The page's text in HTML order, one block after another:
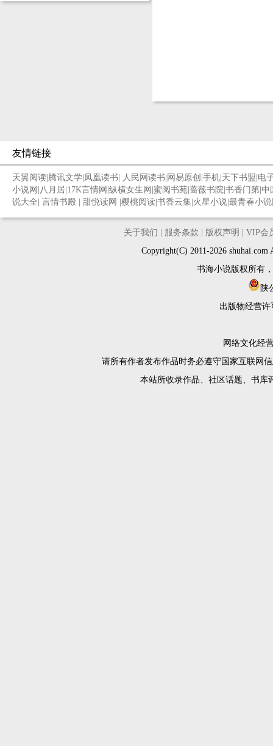
友情链接
天翼阅读 腾讯文学 凤凰读书 人民网读书 网易原创 手机 天下书盟 电
小说网 八月居 17K言情网 纵横女生网 蜜阅书苑 蔷薇书院 书香门第 中
说大全 言情书殿 甜悦读网 樱桃阅读 书香云集 火星小说 最青春小
关于我们 服务条款 版权声明
VIP会
Copyright(C) 2011-2026
书海小说版权所有
陕
出版物经营许
网络文化经
请所有作者发布作品时务必遵守国家互联网
本站所收录作品、社区话题、书库